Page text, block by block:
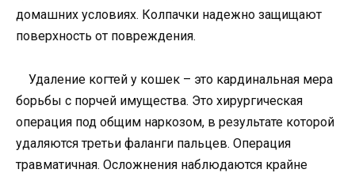
домашних условиях. Колпачки надежно защищают
поверхность от повреждения.
Удаление когтей у кошек – это кардинальная мера
борьбы с порчей имущества. Это хирургическая
операция под общим наркозом, в результате которой
удаляются третьи фаланги пальцев. Операция
травматичная. Осложнения наблюдаются крайне